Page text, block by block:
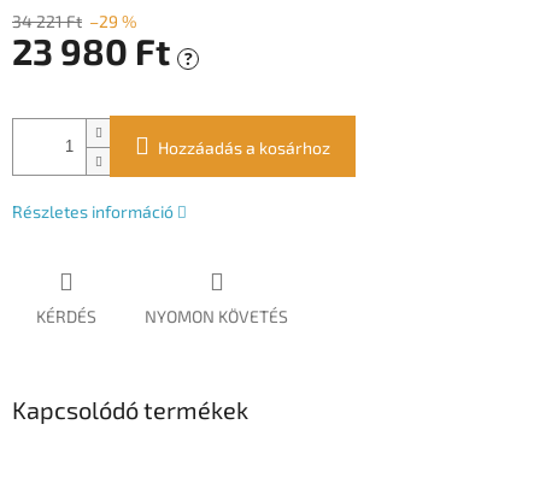
34 221 Ft –29 %
23 980 Ft ?
Hozzáadás a kosárhoz
Részletes információ
KÉRDÉS NYOMON KÖVETÉS
Kapcsolódó termékek